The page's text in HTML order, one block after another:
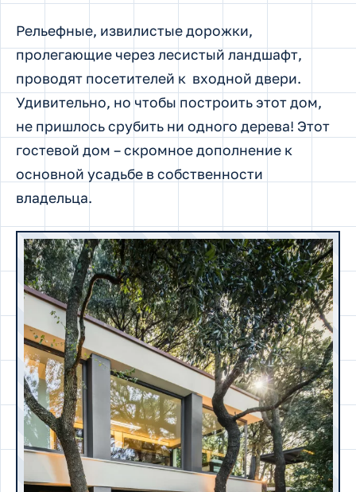
Рельефные, извилистые дорожки,
пролегающие через лесистый ландшафт,
проводят посетителей к входной двери.
Удивительно, но чтобы построить этот дом,
не пришлось срубить ни одного дерева! Этот
гостевой дом – скромное дополнение к
основной усадьбе в собственности
владельца.